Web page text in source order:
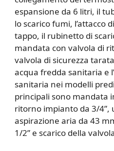
espansione da 6 litri, il
lo scarico fumi, l’attacco
tappo, il rubinetto di
mandata con valvola di
valvola di sicurezza
acqua fredda sanitaria e
sanitaria nei modelli
principali sono mandata
ritorno impianto da 3/4”,
aspirazione aria da 43
1/2” e scarico della